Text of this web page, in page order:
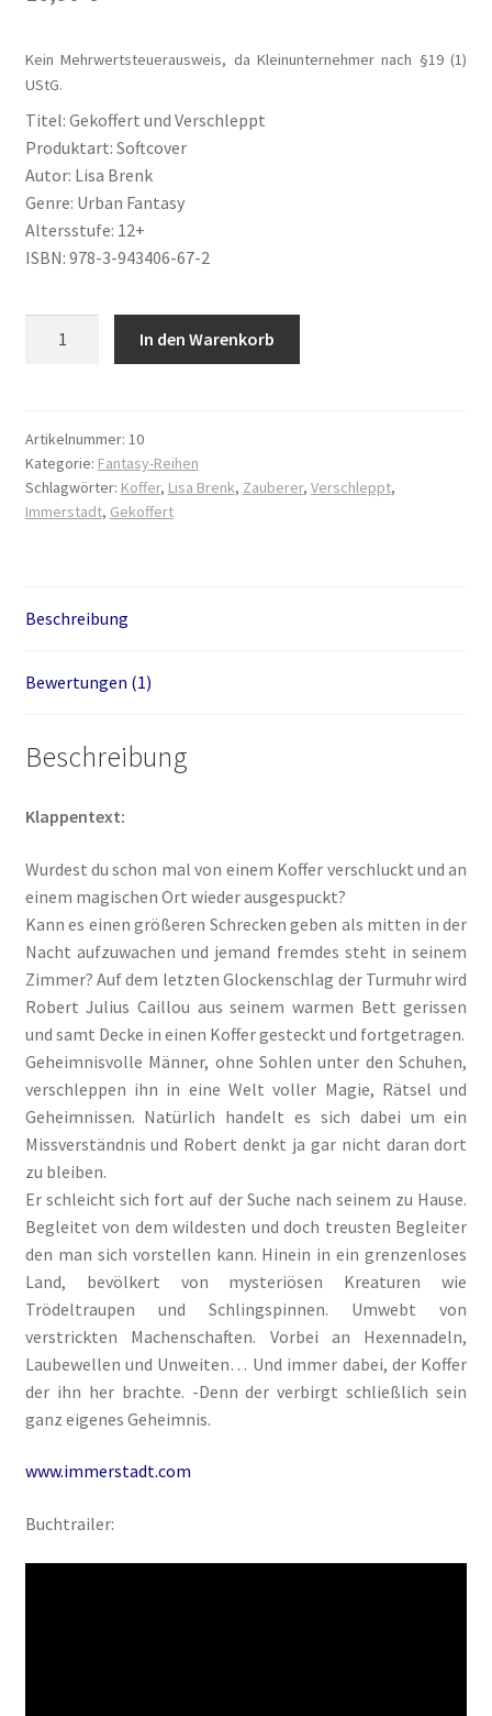
Buch-Shop
Bücher
Bücher
Das Verlagsteam
Datenschutzerklärung
Die Dunkelmagierchroniken
Die Dunkelmagierchroniken Bd. 1
Die Dunkelmagierchroniken Bd. 2
Einzel Romane
Erotik (FSK18)
Fantasy
FAQ
Flucht in ein sicheres Leben
Gekoffert und Verschleppt
Gilbert Faunus – Im Schatten des Zweihorns
Im Schatten des Wolfsmondes – Der letzte Alpha
Impressum
In 50 Tagen zur Mrs. Grey
Jamies Quest – Aufgabe gesucht
Kundenbew
Kein Mehrwertsteuerausweis, da Kleinunternehmer nach §19 (1)
UStG.
Titel: Gekoffert und Verschleppt
Produktart: Softcover
Autor: Lisa Brenk
Genre: Urban Fantasy
Altersstufe: 12+
ISBN: 978-3-943406-67-2
In den Warenkorb
Artikelnummer: 10
Kategorie: Fantasy-Reihen
Schlagwörter: Koffer, Lisa Brenk, Zauberer, Verschleppt,
Immerstadt, Gekoffert
Beschreibung
Bewertungen (1)
Beschreibung
Klappentext:
Wurdest du schon mal von einem Koffer verschluckt und an
einem magischen Ort wieder ausgespuckt?
Kann es einen größeren Schrecken geben als mitten in der
Nacht aufzuwachen und jemand fremdes steht in seinem
Zimmer? Auf dem letzten Glockenschlag der Turmuhr wird
Robert Julius Caillou aus seinem warmen Bett gerissen
und samt Decke in einen Koffer gesteckt und fortgetragen.
Geheimnisvolle Männer, ohne Sohlen unter den Schuhen,
verschleppen ihn in eine Welt voller Magie, Rätsel und
Geheimnissen. Natürlich handelt es sich dabei um ein
Missverständnis und Robert denkt ja gar nicht daran dort
zu bleiben.
Er schleicht sich fort auf der Suche nach seinem zu Hause.
Begleitet von dem wildesten und doch treusten Begleiter
den man sich vorstellen kann. Hinein in ein grenzenloses
Land, bevölkert von mysteriösen Kreaturen wie
Trödeltraupen und Schlingspinnen. Umwebt von
verstrickten Machenschaften. Vorbei an Hexennadeln,
Laubewellen und Unweiten… Und immer dabei, der Koffer
der ihn her brachte. -Denn der verbirgt schließlich sein
ganz eigenes Geheimnis.
www.immerstadt.com
Buchtrailer: